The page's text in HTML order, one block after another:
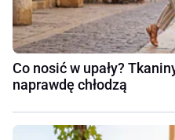
Co nosić w upały?
naprawdę chłodzą